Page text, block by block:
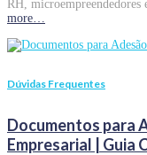
RH, microempreendedores
more…
Dúvidas Frequentes
Documentos para
Empresarial | Guia